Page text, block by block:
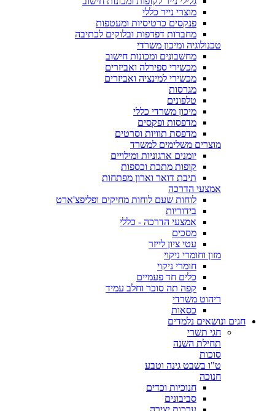
מוצרי נייר כללי
פנקסים כרטיסיות ומעטפות
מחברות דפדפות ובלוקים לכתיבה
טכנולוגיה ומיכון משרדי
מחשבונים ומכונות חישוב
מכשירי ספירלה ואביזרים
מכשירי למינציה ואביזרים
מגרסות
טלפונים
מיכון משרדי כללי
מדפסות ופקסים
מדפסת תוויות וסרטים
מוצרים משלימים למשרד
יומנים ארגוניות ומילויים
קופות מתכת וכספות
תיבת דואר וארון מפתחות
אמצעי הדרכה
לוחות שעם לוחות מחיקים ופליפצ'ארט
בידוריות
אמצעי הדרכה - כללי
מסכים
עטי ציון לייזר
מזון וחומרי ניקוי
חומרי ניקוי
כלים חד פעמיים
קפה תה סוכר וחלב עמיד
ריהוט משרדי
כסאות
חגים ונושאים נלמדים
חגי תשרי
תחילת השנה
סוכות
ט"ו בשבט גינה וטבע
חנוכה
חנוכיות וכדים
סביבונים